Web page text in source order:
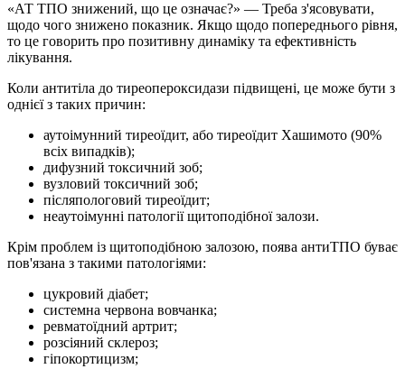
«АТ ТПО знижений, що це означає?» — Треба з'ясовувати,
щодо чого знижено показник. Якщо щодо попереднього рівня,
то це говорить про позитивну динаміку та ефективність
лікування.
Коли антитіла до тиреопероксидази підвищені, це може бути з
однієї з таких причин:
аутоімунний тиреоїдит, або тиреоїдит Хашимото (90%
всіх випадків);
дифузний токсичний зоб;
вузловий токсичний зоб;
післяпологовий тиреоїдит;
неаутоімунні патології щитоподібної залози.
Крім проблем із щитоподібною залозою, поява антиТПО буває
пов'язана з такими патологіями:
цукровий діабет;
системна червона вовчанка;
ревматоїдний артрит;
розсіяний склероз;
гіпокортицизм;